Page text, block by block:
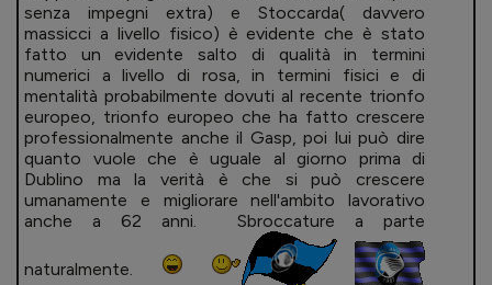
senza impegni extra) e Stoccarda( davvero
massicci a livello fisico) è evidente che è stato
fatto un evidente salto di qualità in termini
numerici a livello di rosa, in termini fisici e di
mentalità probabilmente dovuti al recente trionfo
europeo, trionfo europeo che ha fatto crescere
professionalmente anche il Gasp, poi lui può dire
quanto vuole che è uguale al giorno prima di
Dublino ma la verità è che si può crescere
umanamente e migliorare nell'ambito lavorativo
anche a 62 anni. Sbroccature a parte
naturalmente.